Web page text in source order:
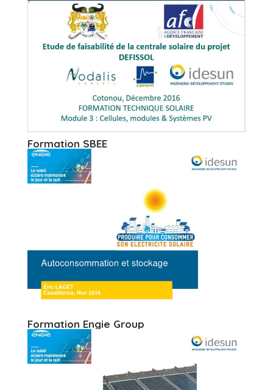
Formation SBEE
Formation Engie Group